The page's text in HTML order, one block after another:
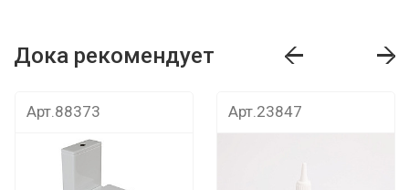
Дока рекомендует
Арт.88373 Арт.23847
Дока рекомендует Дока